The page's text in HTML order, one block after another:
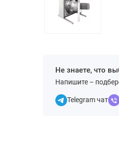
Не знаете, что
Напишите –
Telegram чат